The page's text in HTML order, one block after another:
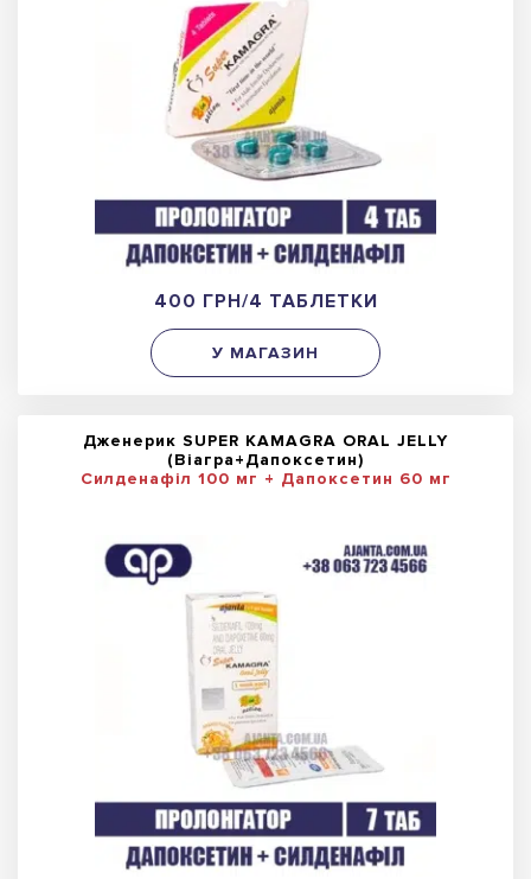
400 ГРН/4 ТАБЛЕТКИ
У МАГАЗИН
Дженерик SUPER KAMAGRA ORAL JELLY
(Віагра+Дапоксетин)
Силденафіл 100 мг + Дапоксетин 60 мг